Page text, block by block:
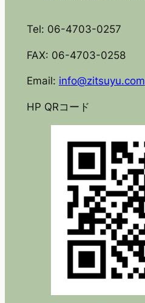
Tel: 06-4703-0257
FAX: 06-4703-0258
Email: info@zitsuyu.com
HP QRコード